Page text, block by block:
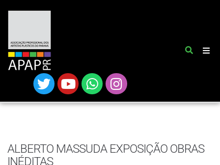
ALBERTO MASSUDA EXPOSIÇÃO OBRAS
INÉDITAS